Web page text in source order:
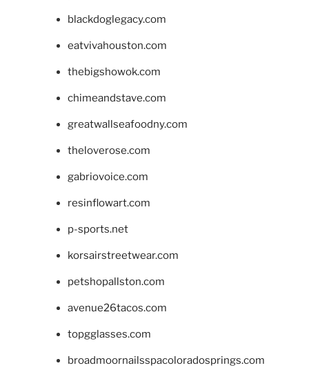
blackdoglegacy.com
eatvivahouston.com
thebigshowok.com
chimeandstave.com
greatwallseafoodny.com
theloverose.com
gabriovoice.com
resinflowart.com
p-sports.net
korsairstreetwear.com
petshopallston.com
avenue26tacos.com
topgglasses.com
broadmoornailsspacoloradosprings.com